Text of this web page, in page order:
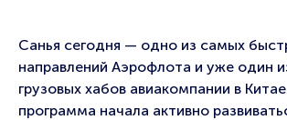
Санья сегодня — одно из самых
направлений Аэрофлота и уже один
грузовых хабов авиакомпании в
программа начала активно